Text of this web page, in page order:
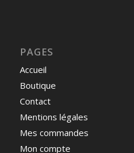
PAGES
Accueil
Boutique
Contact
Mentions légales
Mes commandes
Mon compte